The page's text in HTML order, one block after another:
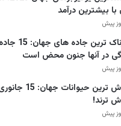
با بیشترین درآمد
خطرناک ترین
در آنها جنون محض است
باهوش ترین
ترند!